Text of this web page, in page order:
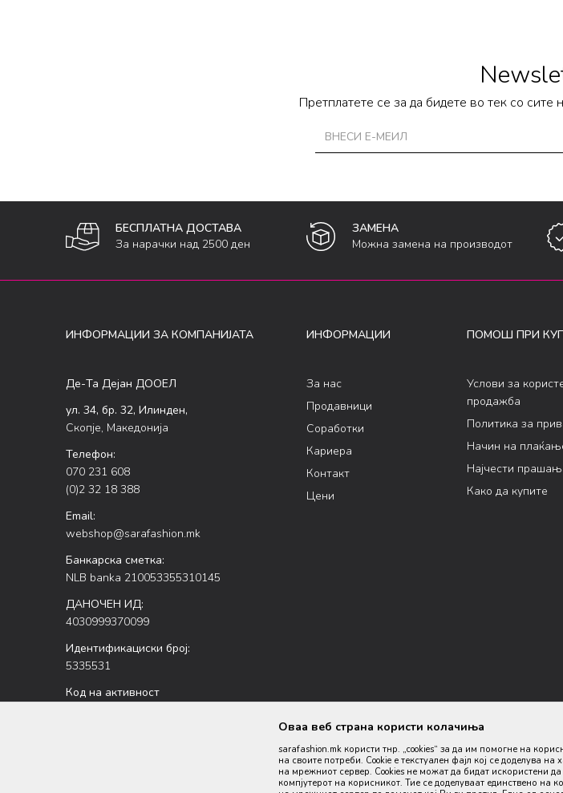
Претплатете се за да бидете во тек со сите
БЕСПЛАТНА ДОСТАВА
За нарачки над 2500 ден
ЗАМЕНА
Можна замена на производот
ИНФОРМАЦИИ ЗА КОМПАНИЈАТА
Де-Та Дејан ДООЕЛ
ул. 34, бр. 32, Илинден,
Скопје, Македонија
Телефон:
070 231 608
(0)2 32 18 388
Email:
webshop@sarafashion.mk
Банкарска сметка:
NLB banka 210053355310145
ДАНОЧЕН ИД:
4030999370099
Идентификациски број:
5335531
Код на активност
ИНФОРМАЦИИ
За нас
Продавници
Соработки
Кариера
Контакт
Цени
ПОМОШ ПРИ
Услови за
продажба
Политика за
Начин на
Најчести
Како да купите
Оваа веб страна користи колачиња
sarafashion.mk користи тнр. „cookies“ за да им помогне на
на своите потреби. Cookie е текстуален фајл кој се доделува
на мрежниот сервер. Cookies не можат да бидат искористени
компјутерот на корисникот. Тие се доделуваат единствено